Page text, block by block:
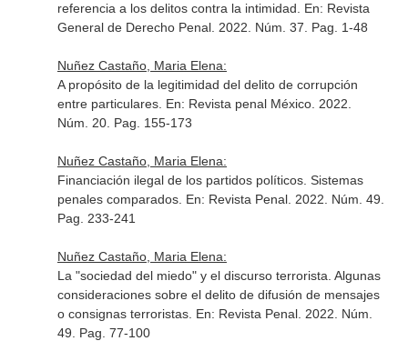
referencia a los delitos contra la intimidad. En: Revista
General de Derecho Penal. 2022. Núm. 37. Pag. 1-48
Nuñez Castaño, Maria Elena:
A propósito de la legitimidad del delito de corrupción
entre particulares. En: Revista penal México. 2022.
Núm. 20. Pag. 155-173
Nuñez Castaño, Maria Elena:
Financiación ilegal de los partidos políticos. Sistemas
penales comparados. En: Revista Penal. 2022. Núm. 49.
Pag. 233-241
Nuñez Castaño, Maria Elena:
La "sociedad del miedo" y el discurso terrorista. Algunas
consideraciones sobre el delito de difusión de mensajes
o consignas terroristas. En: Revista Penal. 2022. Núm.
49. Pag. 77-100